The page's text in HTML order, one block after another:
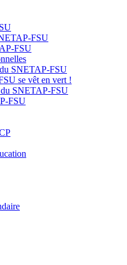
FSU
FSU
du SNETAP-FSU
se vêt en vert !
SNETAP-FSU
FSU